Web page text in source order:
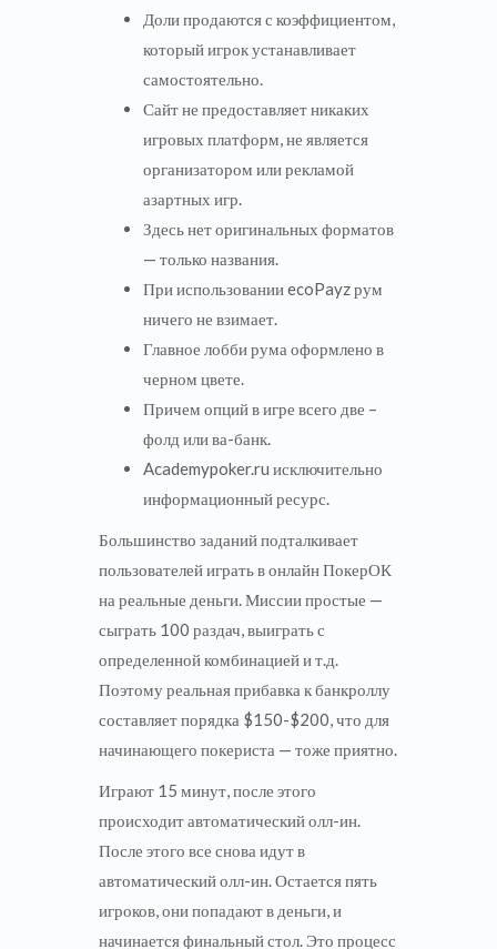
Доли продаются с коэффициентом,
который игрок устанавливает
самостоятельно.
Сайт не предоставляет никаких
игровых платформ, не является
организатором или рекламой
азартных игр.
Здесь нет оригинальных форматов
— только названия.
При использовании ecoPayz рум
ничего не взимает.
Главное лобби рума оформлено в
черном цвете.
Причем опций в игре всего две –
фолд или ва-банк.
Academypoker.ru исключительно
информационный ресурс.
Большинство заданий подталкивает
пользователей играть в онлайн ПокерОК
на реальные деньги. Миссии простые —
сыграть 100 раздач, выиграть с
определенной комбинацией и т.д.
Поэтому реальная прибавка к банкроллу
составляет порядка $150-$200, что для
начинающего покериста — тоже приятно.
Играют 15 минут, после этого
происходит автоматический олл-ин.
После этого все снова идут в
автоматический олл-ин. Остается пять
игроков, они попадают в деньги, и
начинается финальный стол. Это процесс